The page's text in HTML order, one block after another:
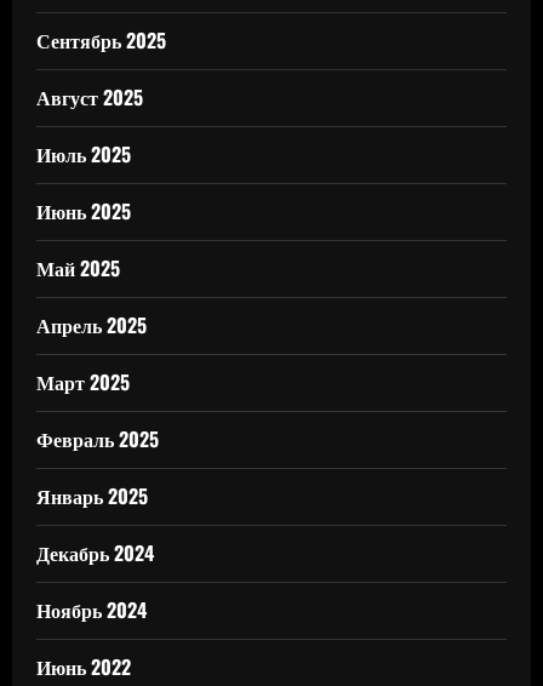
Сентябрь 2025
Август 2025
Июль 2025
Июнь 2025
Май 2025
Апрель 2025
Март 2025
Февраль 2025
Январь 2025
Декабрь 2024
Ноябрь 2024
Июнь 2022